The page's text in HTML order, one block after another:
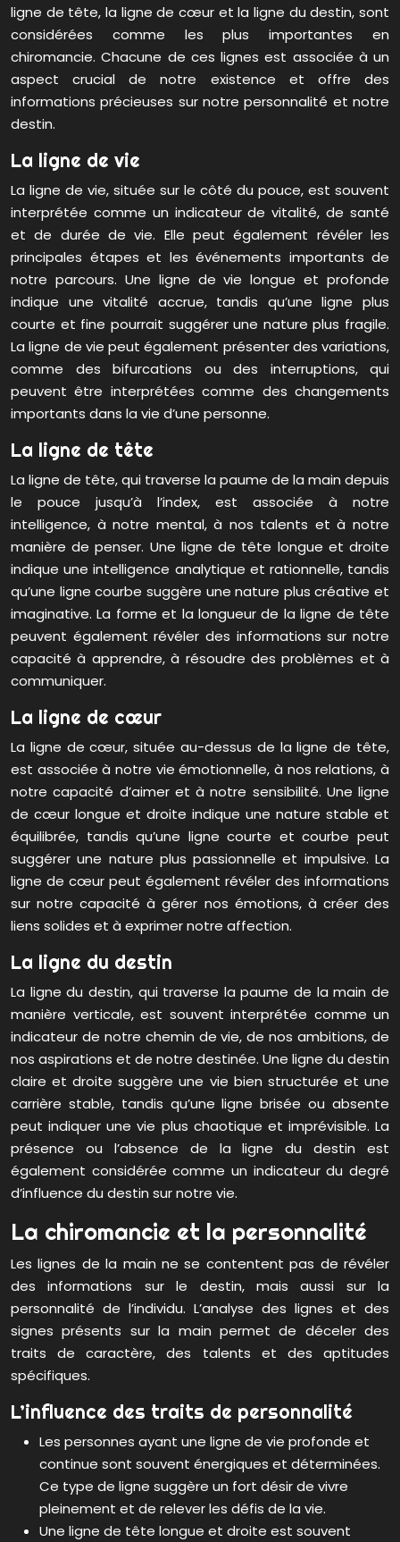
ligne de tête, la ligne de cœur et la ligne du destin, sont
considérées comme les plus importantes en
chiromancie. Chacune de ces lignes est associée à un
aspect crucial de notre existence et offre des
informations précieuses sur notre personnalité et notre
destin.
La ligne de vie
La ligne de vie, située sur le côté du pouce, est souvent
interprétée comme un indicateur de vitalité, de santé
et de durée de vie. Elle peut également révéler les
principales étapes et les événements importants de
notre parcours. Une ligne de vie longue et profonde
indique une vitalité accrue, tandis qu’une ligne plus
courte et fine pourrait suggérer une nature plus fragile.
La ligne de vie peut également présenter des variations,
comme des bifurcations ou des interruptions, qui
peuvent être interprétées comme des changements
importants dans la vie d’une personne.
La ligne de tête
La ligne de tête, qui traverse la paume de la main depuis
le pouce jusqu’à l’index, est associée à notre
intelligence, à notre mental, à nos talents et à notre
manière de penser. Une ligne de tête longue et droite
indique une intelligence analytique et rationnelle, tandis
qu’une ligne courbe suggère une nature plus créative et
imaginative. La forme et la longueur de la ligne de tête
peuvent également révéler des informations sur notre
capacité à apprendre, à résoudre des problèmes et à
communiquer.
La ligne de cœur
La ligne de cœur, située au-dessus de la ligne de tête,
est associée à notre vie émotionnelle, à nos relations, à
notre capacité d’aimer et à notre sensibilité. Une ligne
de cœur longue et droite indique une nature stable et
équilibrée, tandis qu’une ligne courte et courbe peut
suggérer une nature plus passionnelle et impulsive. La
ligne de cœur peut également révéler des informations
sur notre capacité à gérer nos émotions, à créer des
liens solides et à exprimer notre affection.
La ligne du destin
La ligne du destin, qui traverse la paume de la main de
manière verticale, est souvent interprétée comme un
indicateur de notre chemin de vie, de nos ambitions, de
nos aspirations et de notre destinée. Une ligne du destin
claire et droite suggère une vie bien structurée et une
carrière stable, tandis qu’une ligne brisée ou absente
peut indiquer une vie plus chaotique et imprévisible. La
présence ou l’absence de la ligne du destin est
également considérée comme un indicateur du degré
d’influence du destin sur notre vie.
La chiromancie et la personnalité
Les lignes de la main ne se contentent pas de révéler
des informations sur le destin, mais aussi sur la
personnalité de l’individu. L’analyse des lignes et des
signes présents sur la main permet de déceler des
traits de caractère, des talents et des aptitudes
spécifiques.
L’influence des traits de personnalité
Les personnes ayant une ligne de vie profonde et
continue sont souvent énergiques et déterminées.
Ce type de ligne suggère un fort désir de vivre
pleinement et de relever les défis de la vie.
Une ligne de tête longue et droite est souvent